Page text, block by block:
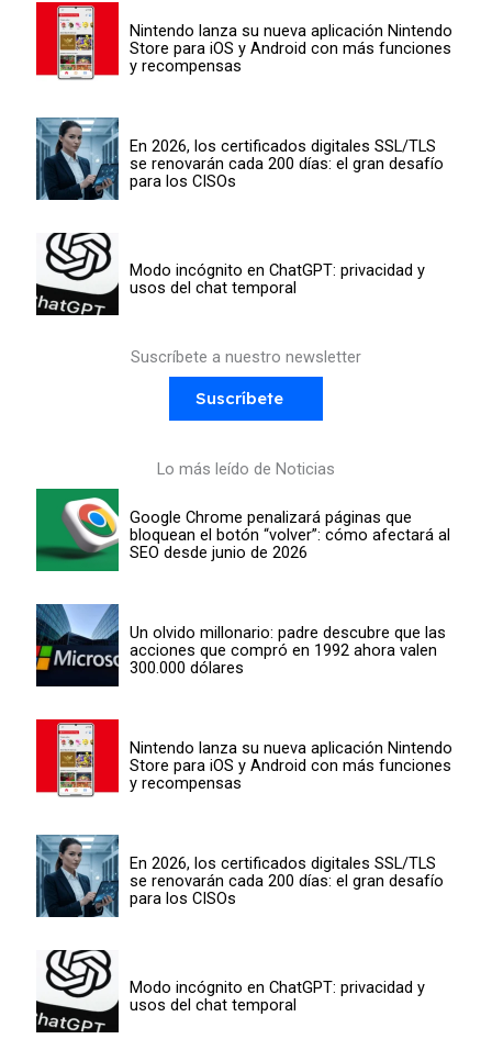
Nintendo lanza su nueva aplicación Nintendo
Store para iOS y Android con más funciones
y recompensas
En 2026, los certificados digitales SSL/TLS
se renovarán cada 200 días: el gran desafío
para los CISOs
Modo incógnito en ChatGPT: privacidad y
usos del chat temporal
Suscríbete a nuestro newsletter
Suscríbete
Lo más leído de Noticias
Google Chrome penalizará páginas que
bloquean el botón “volver”: cómo afectará al
SEO desde junio de 2026
Un olvido millonario: padre descubre que las
acciones que compró en 1992 ahora valen
300.000 dólares
Nintendo lanza su nueva aplicación Nintendo
Store para iOS y Android con más funciones
y recompensas
En 2026, los certificados digitales SSL/TLS
se renovarán cada 200 días: el gran desafío
para los CISOs
Modo incógnito en ChatGPT: privacidad y
usos del chat temporal